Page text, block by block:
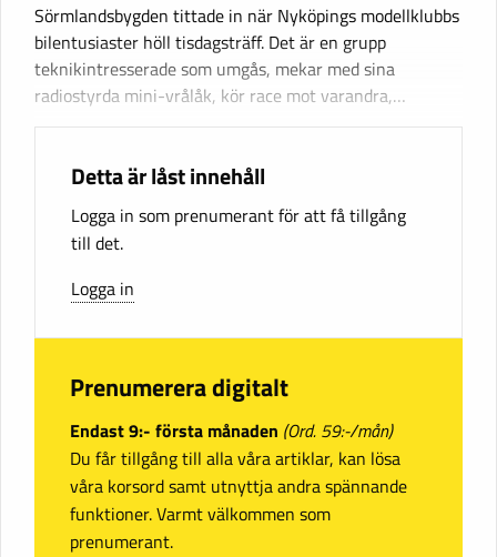
Sörmlandsbygden tittade in när Nyköpings modellklubbs
bilentusiaster höll tisdagsträff. Det är en grupp
teknikintresserade som umgås, mekar med sina
radiostyrda mini-vrålåk, kör race mot varandra,…
Detta är låst innehåll
Logga in som prenumerant för att få tillgång
till det.
Logga in
Prenumerera digitalt
Endast 9:- första månaden (Ord. 59:-/mån)
Du får tillgång till alla våra artiklar, kan lösa
våra korsord samt utnyttja andra spännande
funktioner. Varmt välkommen som
prenumerant.